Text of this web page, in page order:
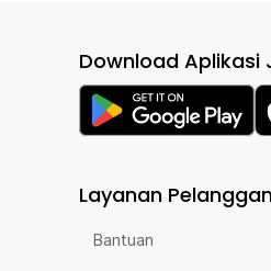
Download
Layanan
Bantuan